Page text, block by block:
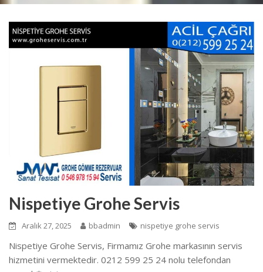
Nispetiye Grohe Servis
Aralık 27, 2025 bbadmin nispetiye grohe servis
Nispetiye Grohe Servis, Firmamız Grohe markasının servis
hizmetini vermektedir. 0212 599 25 24 nolu telefondan